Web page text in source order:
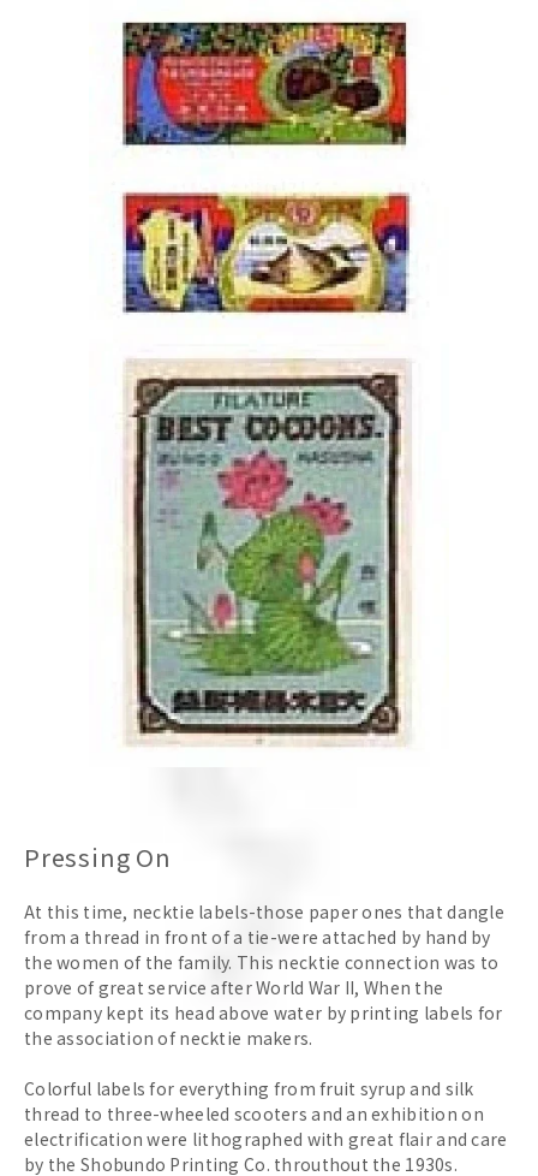
Pressing On
At this time, necktie labels-those paper ones that dangle
from a thread in front of a tie-were attached by hand by
the women of the family. This necktie connection was to
prove of great service after World War II, When the
company kept its head above water by printing labels for
the association of necktie makers.
Colorful labels for everything from fruit syrup and silk
thread to three-wheeled scooters and an exhibition on
electrification were lithographed with great flair and care
by the Shobundo Printing Co. throuthout the 1930s.